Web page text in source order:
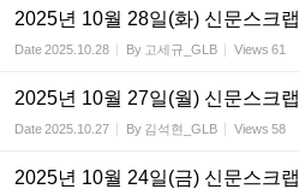
2025년 10월 28일(화) 신문스크랩
Date2025.10.28 By 고세규_GLB Views 61
2025년 10월 27일(월) 신문스크랩
Date2025.10.27 By 김석현_GLB Views 58
2025년 10월 24일(금) 신문스크랩